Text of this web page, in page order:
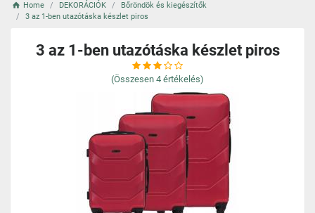
Home DEKORÁCIÓK
Bőröndök és kiegészítők
3 az 1-ben utazótáska készlet piros
3 az 1-ben utazótáska készlet piros
(Összesen 4 értékelés)